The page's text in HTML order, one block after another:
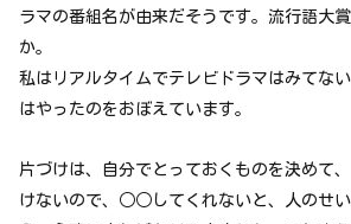
ラマの番組名が由来だそうです。流行語大
か。
私はリアルタイムでテレビドラマはみてな
はやったのをおぼえています。
片づけは、自分でとっておくものを決めて
けないので、○○してくれないと、人のせ